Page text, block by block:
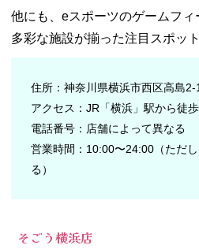
− 横浜人形
の家
− 横浜赤レ
− 野毛山動
物園
− 横浜マリ
ンタワー
ネタリア
他にも、eスポーツのゲームフ
多彩な施設が揃った注目スポット
住所：神奈川県横浜市西区高島
アクセス：JR「横浜」駅から徒
電話番号：店舗によって異なる
営業時間：10:00〜24:00（ただ
る）
そごう横浜店